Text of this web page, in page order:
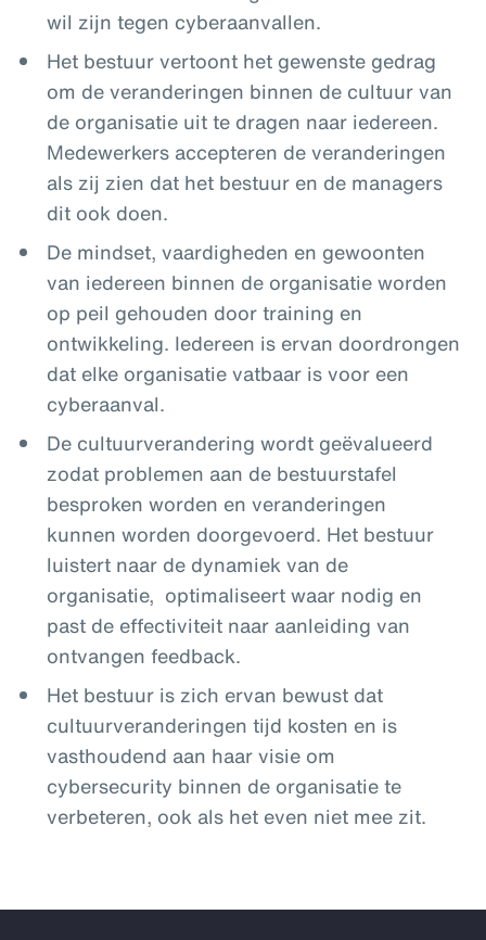
wil zijn tegen cyberaanvallen.
Het bestuur vertoont het gewenste gedrag
om de veranderingen binnen de cultuur van
de organisatie uit te dragen naar iedereen.
Medewerkers accepteren de veranderingen
als zij zien dat het bestuur en de managers
dit ook doen.
De mindset, vaardigheden en gewoonten
van iedereen binnen de organisatie worden
op peil gehouden door training en
ontwikkeling. Iedereen is ervan doordrongen
dat elke organisatie vatbaar is voor een
cyberaanval.
De cultuurverandering wordt geëvalueerd
zodat problemen aan de bestuurstafel
besproken worden en veranderingen
kunnen worden doorgevoerd. Het bestuur
luistert naar de dynamiek van de
organisatie, optimaliseert waar nodig en
past de effectiviteit naar aanleiding van
ontvangen feedback.
Het bestuur is zich ervan bewust dat
cultuurveranderingen tijd kosten en is
vasthoudend aan haar visie om
cybersecurity binnen de organisatie te
verbeteren, ook als het even niet mee zit.